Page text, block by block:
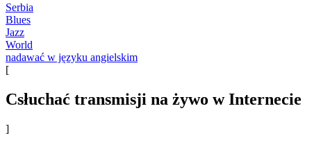
Serbia
Blues
Jazz
World
nadawać w języku angielskim
[
Сsłuchać transmisji na żywo w Internecie
]